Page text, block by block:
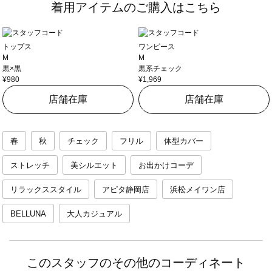
着用アイテムのご購入はこちら
トップス
M
黒×黒
¥980
店舗在庫
ワンピース
M
黒系チェック
¥1,969
店舗在庫
春 秋 チェック フリル 体型カバー
ストレッチ 美シルエット お出かけコーデ
リラックススタイル アピタ静岡店 浜松メイワン店
BELLUNA 大人カジュアル
このスタッフのその他のコーディネート